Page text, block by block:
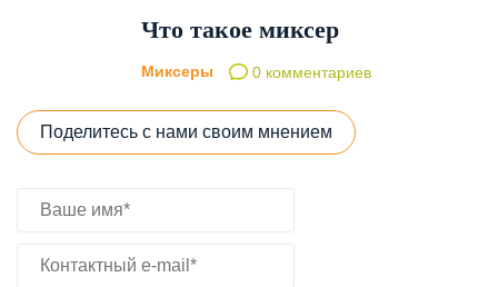
Что такое миксер
Миксеры 0 комментариев
Поделитесь с нами своим мнением